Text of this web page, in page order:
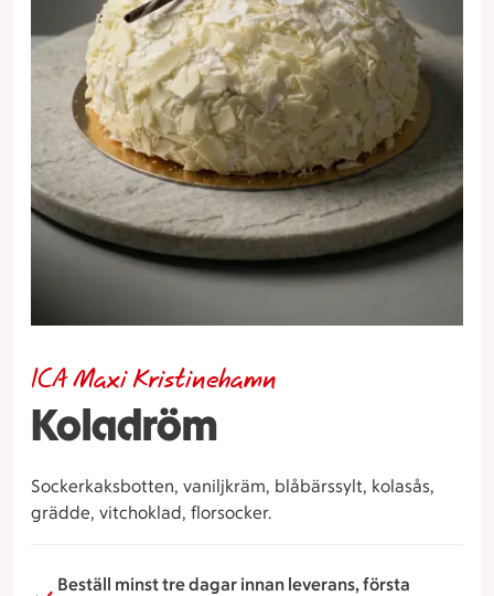
Koladröm
ICA Maxi Kristinehamn
Sockerkaksbotten, vaniljkräm, blåbärssylt, kolasås,
grädde, vitchoklad, florsocker.
Beställ minst tre dagar innan leverans, första